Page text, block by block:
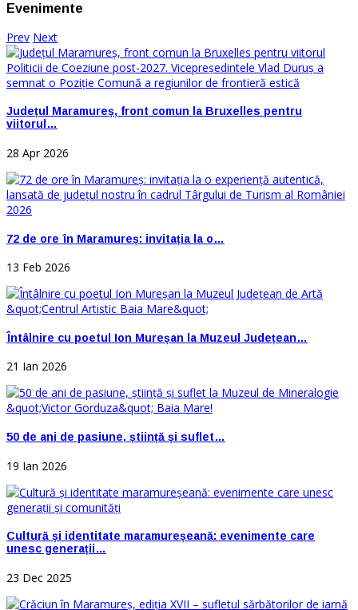
Evenimente
Prev Next
Județul Maramureș, front comun la Bruxelles pentru
viitorul…
28 Apr 2026
72 de ore în Maramureș: invitația la o…
13 Feb 2026
Întâlnire cu poetul Ion Mureșan la Muzeul Județean…
21 Ian 2026
50 de ani de pasiune, știință și suflet…
19 Ian 2026
Cultură și identitate maramureșeană: evenimente care
unesc generații…
23 Dec 2025